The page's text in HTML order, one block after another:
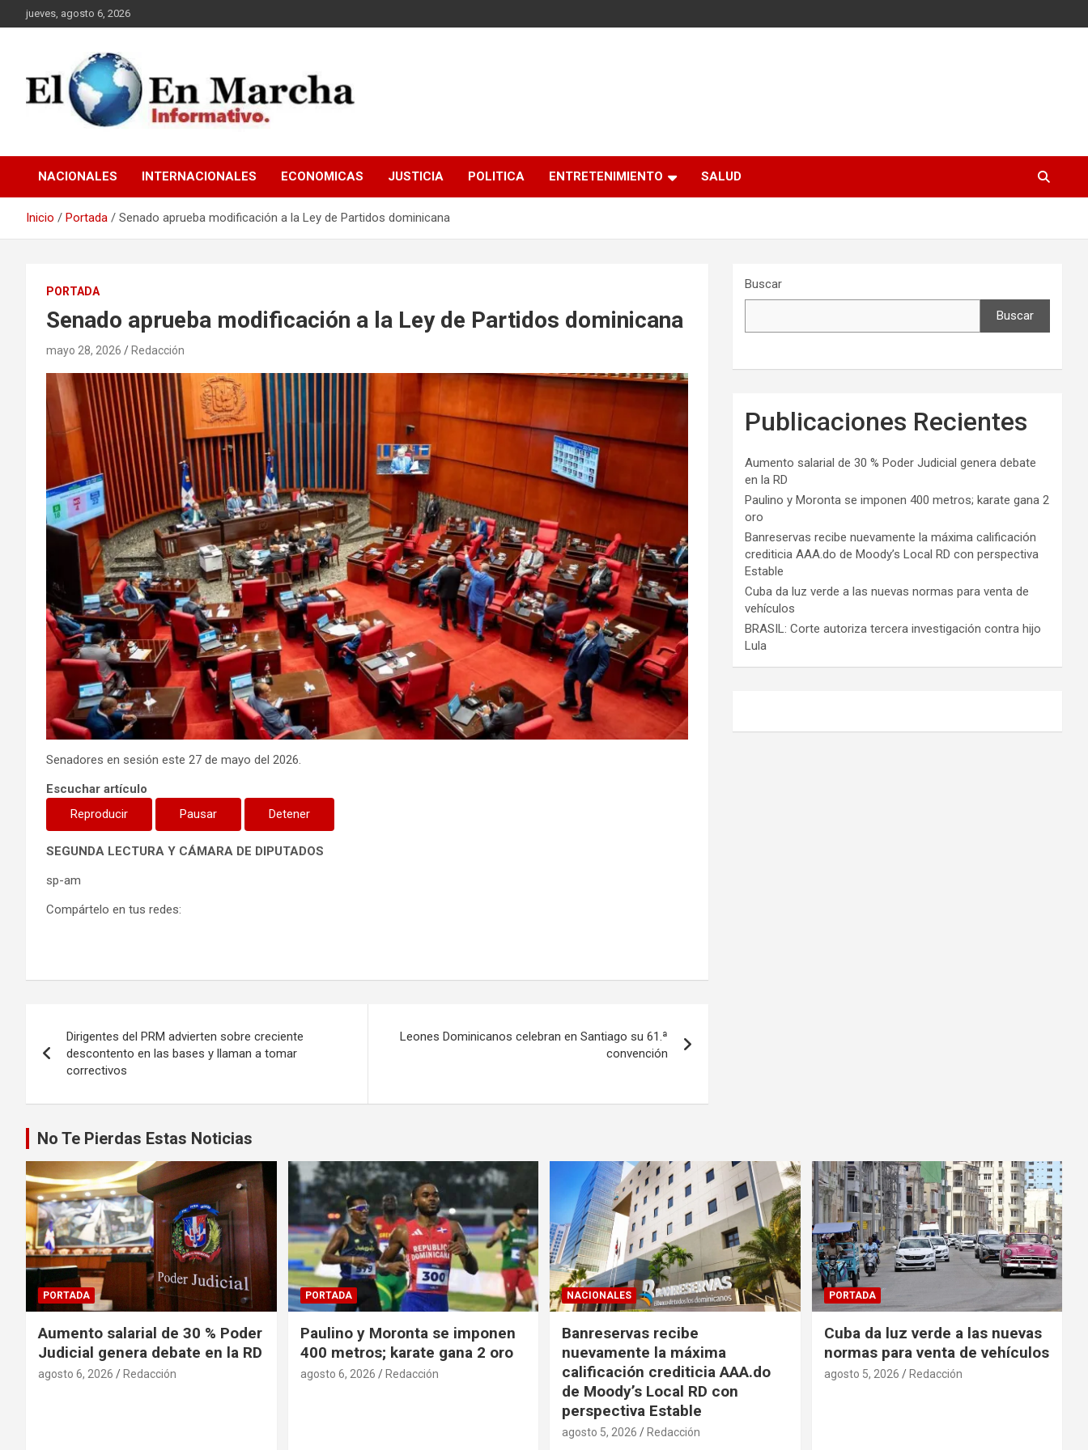
Saltar
al
jueves, agosto 6, 2026
elmundoenmarcha.net
NACIONALES INTERNACIONALES ECONOMICAS JUSTICIA POLITICA ENTRETENIMIENTO SALUD
Inicio Portada Senado aprueba modificación a la Ley de Partidos dominicana
PORTADA
Senado aprueba modificación a la Ley de Partidos dominicana
mayo 28, 2026 Redacción
Senadores en sesión este 27 de mayo del 2026.
Escuchar artículo
Reproducir
Pausar Detener
SEGUNDA LECTURA Y CÁMARA DE DIPUTADOS
sp-am
Compártelo en tus redes:
de
Dirigentes del PRM advierten sobre creciente
descontento en las bases y llaman a tomar
correctivos
Leones Dominicanos celebran en Santiago su 61.ª
convención
Buscar
Buscar
Publicaciones Recientes
Aumento salarial de 30 % Poder Judicial genera debate
en la RD
Paulino y Moronta se imponen 400 metros; karate gana 2
oro
Banreservas recibe nuevamente la máxima calificación
crediticia AAA.do de Moody’s Local RD con perspectiva
Estable
Cuba da luz verde a las nuevas normas para venta de
vehículos
BRASIL: Corte autoriza tercera investigación contra hijo
Lula
No Te Pierdas Estas Noticias
PORTADA
Aumento salarial de 30 % Poder
Judicial genera debate en la RD
agosto 6, 2026 Redacción
PORTADA
Paulino y Moronta se imponen
400 metros; karate gana 2 oro
agosto 6, 2026 Redacción
NACIONALES
Banreservas recibe
nuevamente la máxima
calificación crediticia AAA.do
de Moody’s Local RD con
perspectiva Estable
agosto 5, 2026 Redacción
PORTADA
Cuba da luz verde a las nuevas
normas para venta de vehículos
agosto 5, 2026 Redacción